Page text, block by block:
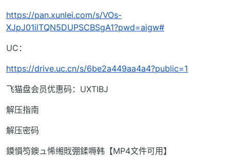
https://pan.xunlei.com/s/VOs-
XJpJ01ilTQN5DUPSCBSgA1?pwd=aigw#
UC：
https://drive.uc.cn/s/6be2a449aa4a4?public=1
飞猫盘会员优惠码：UXTIBJ
解压指南
解压密码
鏌愪笉鐭ュ悕缃戝弸鍒嗕韩【MP4文件可用】